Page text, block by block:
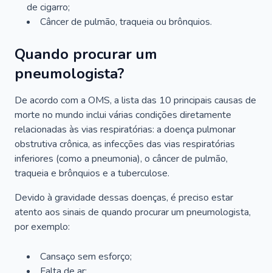
de cigarro;
Câncer de pulmão, traqueia ou brônquios.
Quando procurar um
pneumologista?
De acordo com a OMS, a lista das 10 principais causas de
morte no mundo inclui várias condições diretamente
relacionadas às vias respiratórias: a doença pulmonar
obstrutiva crônica, as infecções das vias respiratórias
inferiores (como a pneumonia), o câncer de pulmão,
traqueia e brônquios e a tuberculose.
Devido à gravidade dessas doenças, é preciso estar
atento aos sinais de quando procurar um pneumologista,
por exemplo:
Cansaço sem esforço;